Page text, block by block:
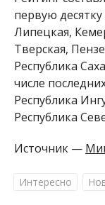
первую
Липецкая,
Тверская,
Республика
числе
Республика
Республика
Источник —
Интересно